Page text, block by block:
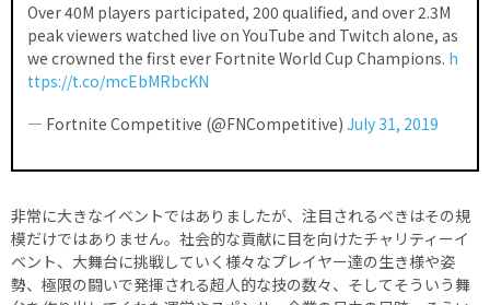
Over 40M players participated, 200 qualified, and over 2.3M
peak viewers watched live on YouTube and Twitch alone, as
we crowned the first ever Fortnite World Cup Champions. h
ttps://t.co/mcEbMRbcKN
— Fortnite Competitive (@FNCompetitive) July 31, 2019
非常に大きなイベントではありましたが、注目されるべきはその規
模だけではありません。社会的な貢献に目を向けたチャリティーイ
ベント、大舞台に挑戦していく様々なプレイヤー達の生き様や姿
勢、極限の闘いで発揮される超人的な技の数々、そしてそういう舞